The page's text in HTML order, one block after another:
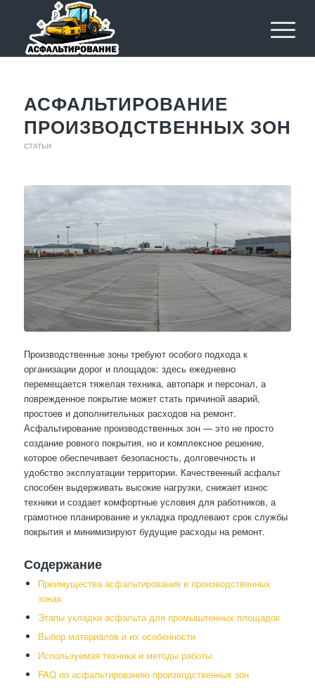
АСФАЛЬТИРОВАНИЕ
ПРОИЗВОДСТВЕННЫХ ЗОН
СТАТЬИ
Производственные зоны требуют особого подхода к
организации дорог и площадок: здесь ежедневно
перемещается тяжелая техника, автопарк и персонал, а
поврежденное покрытие может стать причиной аварий,
простоев и дополнительных расходов на ремонт.
Асфальтирование производственных зон — это не просто
создание ровного покрытия, но и комплексное решение,
которое обеспечивает безопасность, долговечность и
удобство эксплуатации территории. Качественный асфальт
способен выдерживать высокие нагрузки, снижает износ
техники и создает комфортные условия для работников, а
грамотное планирование и укладка продлевают срок службы
покрытия и минимизируют будущие расходы на ремонт.
Содержание
Преимущества асфальтирования в производственных
зонах
Этапы укладки асфальта для промышленных площадок
Выбор материалов и их особенности
Используемая техника и методы работы
FAQ по асфальтированию производственных зон